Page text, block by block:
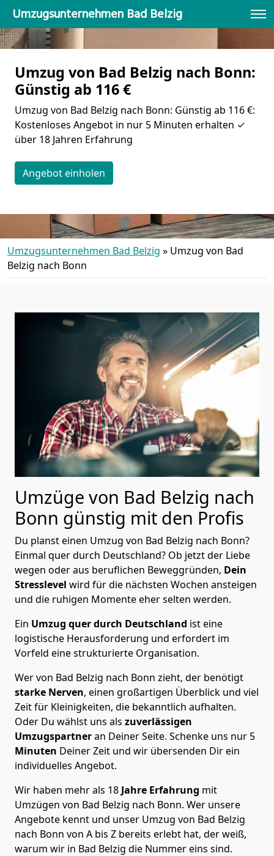
Umzugsunternehmen Bad Belzig
Umzug von Bad Belzig nach Bonn:
Günstig ab 116 €
Umzug von Bad Belzig nach Bonn: Günstig ab 116 €:
Kostenloses Angebot in nur 5 Minuten erhalten ✓
über 18 Jahren Erfahrung
Angebot einholen
Umzugsunternehmen Bad Belzig » Umzug von Bad
Belzig nach Bonn
Umzüge von Bad Belzig nach
Bonn günstig mit den Profis
Du planst einen Umzug von Bad Belzig nach Bonn?
Einmal quer durch Deutschland? Ob jetzt der Liebe
wegen oder aus beruflichen Beweggründen, Dein
Stresslevel wird für die nächsten Wochen ansteigen
und die ruhigen Momente eher selten werden.
Ein Umzug quer durch Deutschland ist eine
logistische Herausforderung und erfordert im
Vorfeld eine strukturierte Organisation.
Wer von Bad Belzig nach Bonn zieht, der benötigt
starke Nerven, einen großartigen Überblick und viel
Zeit für Kleinigkeiten, die bekanntlich aufhalten.
Oder Du wählst uns als zuverlässigen
Umzugspartneran Deiner Seite. Schenke uns nur 5
Minuten Deiner Zeit und wir übersenden Dir ein
individuelles Angebot.
Wir haben mehr als 18 Jahre Erfahrung mit
Umzügen von Bad Belzig nach Bonn. Wer unsere
Angebote kennt und unser Umzug von Bad Belzig
nach Bonn von A bis Z bereits erlebt hat, der weiß,
warum wir in Bad Belzig die Nummer eins sind.